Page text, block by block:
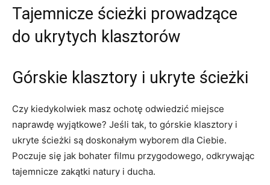
Tajemnicze ścieżki prowadzące
do ukrytych klasztorów
Górskie klasztory i ukryte ścieżki
Czy kiedykolwiek masz ⁤ochotę ​odwiedzić miejsce
naprawdę wyjątkowe? Jeśli tak, to ⁣górskie‍ klasztory i
ukryte ścieżki⁤ są doskonałym ⁣wyborem dla Ciebie.
Poczuje się jak bohater⁣ filmu przygodowego, odkrywając
tajemnicze zakątki natury i ducha.